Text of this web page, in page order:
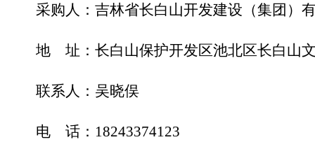
采购人： 吉林省长白山开发建设（集团）
地 址： 长白山保护开发区池北区长白山
联系人： 吴晓俣
电 话： 18243374123